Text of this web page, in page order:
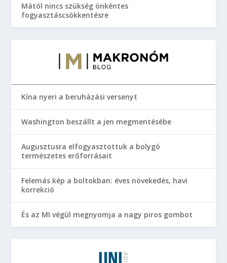
Mától nincs szükség önkéntes
fogyasztáscsökkentésre
Kína nyeri a beruházási versenyt
Washington beszállt a jen megmentésébe
Augusztusra elfogyasztottuk a bolygó
természetes erőforrásait
Felemás kép a boltokban: éves növekedés, havi
korrekció
És az MI végül megnyomja a nagy piros gombot